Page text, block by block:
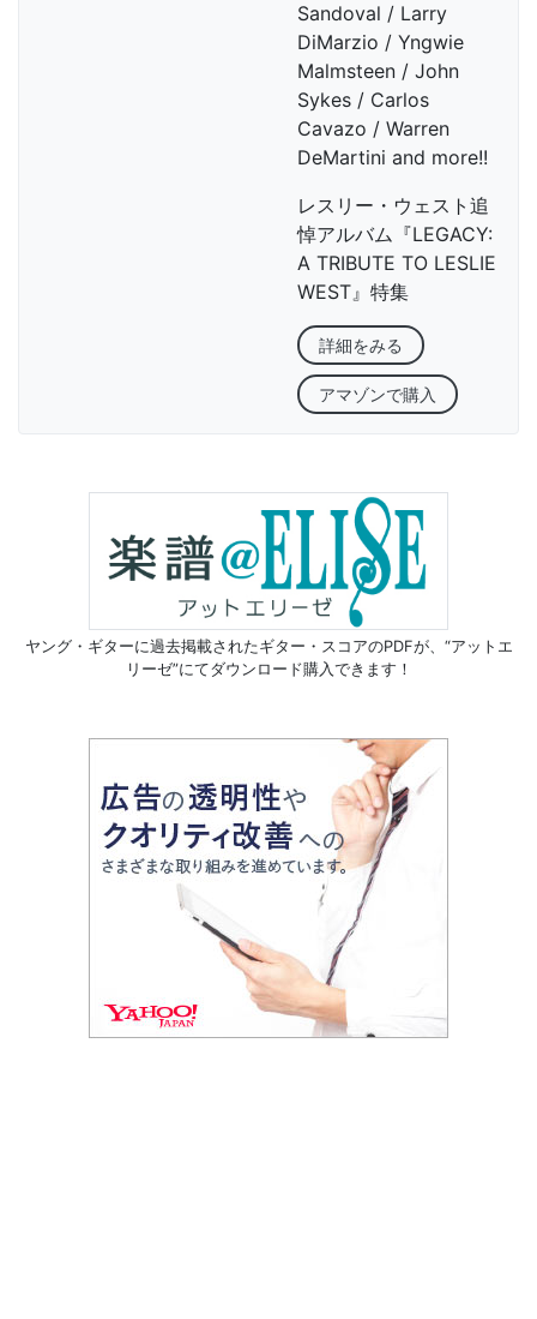
Sandoval / Larry
DiMarzio / Yngwie
Malmsteen / John
Sykes / Carlos
Cavazo / Warren
DeMartini and more!!
レスリー・ウェスト追
悼アルバム『LEGACY:
A TRIBUTE TO LESLIE
WEST』特集
詳細をみる
アマゾンで購入
ヤング・ギターに過去掲載されたギター・スコアのPDFが、 “アットエ
リーゼ”にてダウンロード購入できます！